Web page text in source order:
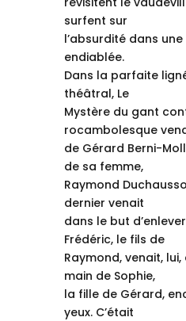
surfent sur
l’absurdité dans
endiablée.
Dans la parfaite
théâtral, Le
Mystère du gant
rocambolesque
de Gérard Berni-
de sa femme,
Raymond
dernier venait
dans le but
Frédéric, le fils de
Raymond, venait,
main de Sophie,
la fille de Gérard,
yeux. C’était